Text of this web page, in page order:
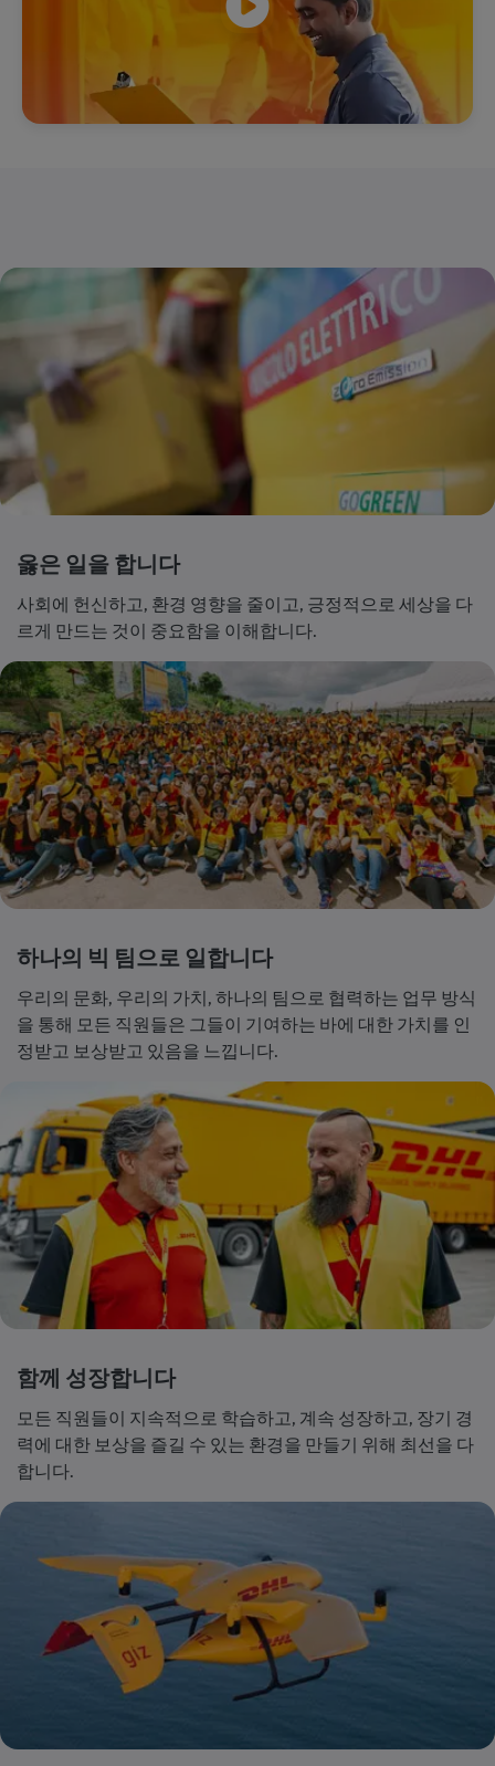
옳은 일을 합니다
사회에 헌신하고, 환경 영향을 줄이고, 긍정적으로 세상을 다
르게 만드는 것이 중요함을 이해합니다.
하나의 빅 팀으로 일합니다
우리의 문화, 우리의 가치,하나의 팀으로 협력하는 업무 방식
을 통해 모든 직원들은 그들이 기여하는 바에 대한 가치를 인
정받고 보상받고 있음을 느낍니다.
함께 성장합니다
모든 직원들이 지속적으로 학습하고, 계속 성장하고, 장기 경
력에 대한 보상을 즐길 수 있는 환경을 만들기 위해 최선을 다
합니다.